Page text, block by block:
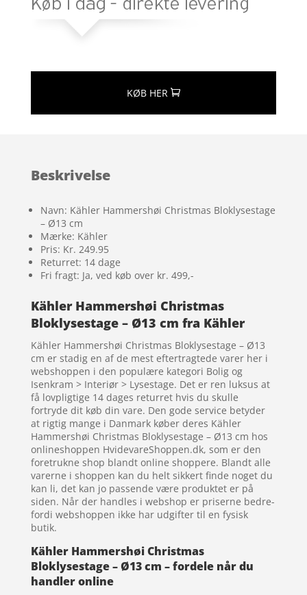
KØB HER
Beskrivelse
Navn: Kähler Hammershøi Christmas Bloklysestage
– Ø13 cm
Mærke: Kähler
Pris: Kr. 249.95
Returret: 14 dage
Fri fragt: Ja, ved køb over kr. 499,-
Kähler Hammershøi Christmas
Bloklysestage – Ø13 cm fra Kähler
Kähler Hammershøi Christmas Bloklysestage – Ø13
cm er stadig en af de mest eftertragtede varer her i
webshoppen i den populære kategori Bolig og
Isenkram > Interiør > Lysestage. Det er ren luksus at
få lovpligtige 14 dages returret hvis du skulle
fortryde dit køb din vare. Den gode service betyder
at rigtig mange i Danmark køber deres Kähler
Hammershøi Christmas Bloklysestage – Ø13 cm hos
onlineshoppen HvidevareShoppen.dk, som er den
foretrukne shop blandt online shoppere. Blandt alle
varerne i shoppen kan du helt sikkert finde noget du
kan li, det kan jo passende være produktet er på
siden. Når der handles i webshop er priserne bedre-
fordi webshoppen ikke har udgifter til en fysisk
butik.
Kähler Hammershøi Christmas
Bloklysestage – Ø13 cm – fordele når du
handler online